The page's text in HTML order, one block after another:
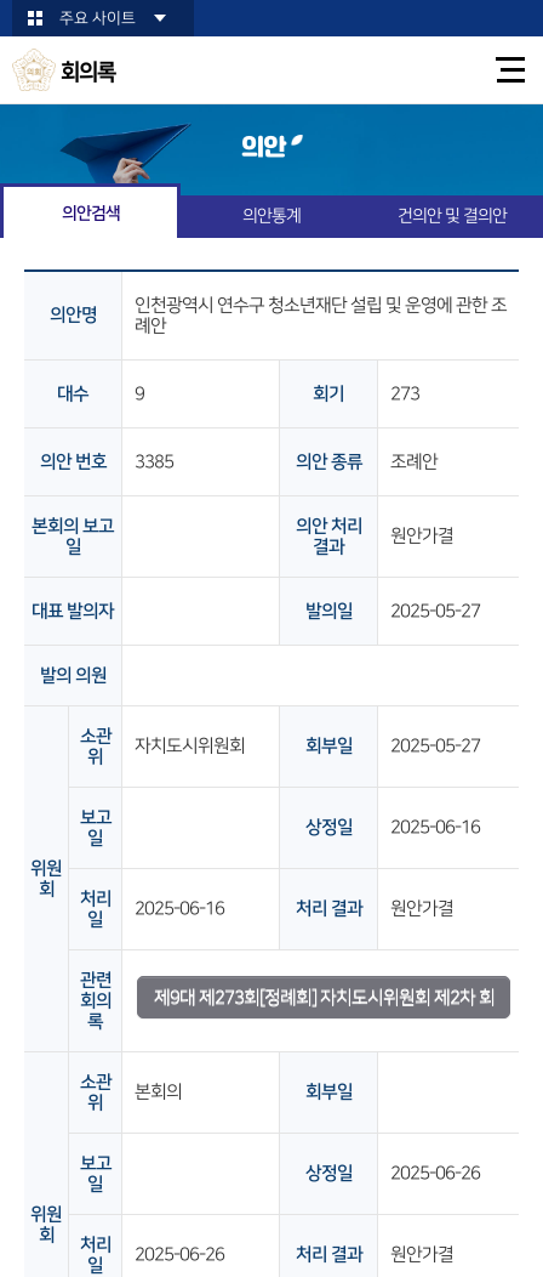
본문바로가기주요 사이트
회의록
의안
의안검색 의안통계 건의안 및 결의안
의안명
인천광역시 연수구 청소년재단 설립 및 운영에 관한 조
례안
대수 9 회기 273
의안 번호 3385 의안 종류 조례안
본회의 보고
일
의안 처리
결과
원안가결
대표 발의자 발의일 2025-05-27
발의 의원
위원
회
소관
위
자치도시위원회 회부일 2025-05-27
보고
일
상정일 2025-06-16
처리
일
2025-06-16 처리 결과 원안가결
관련
회의
록
제9대 제273회[정례회] 자치도시위원회 제2차 회
위원
회
소관
위
본회의 회부일
보고
일
상정일 2025-06-26
처리
일
2025-06-26 처리 결과 원안가결